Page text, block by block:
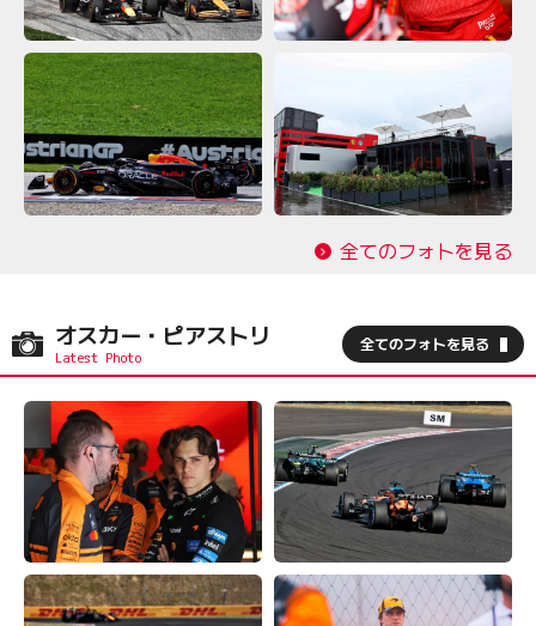
全てのフォトを見る
オスカー・ピアストリ 全てのフォトを見る